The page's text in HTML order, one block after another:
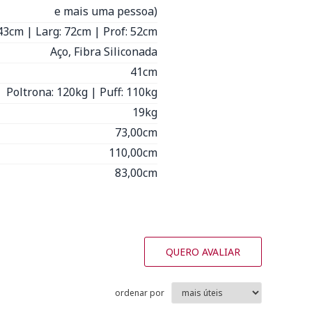
e mais uma pessoa)
| Larg: 72cm | Prof: 52cm
Aço, Fibra Siliconada
41cm
Poltrona: 120kg | Puff: 110kg
19kg
73,00cm
110,00cm
83,00cm
QUERO AVALIAR
ordenar por